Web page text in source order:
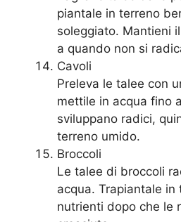
piantale in terreno
soleggiato. Mantieni
a quando non si
Cavoli
Preleva le talee con
mettile in acqua fino
sviluppano radici,
terreno umido.
Broccoli
Le talee di broccoli
acqua. Trapiantale in
nutrienti dopo che le